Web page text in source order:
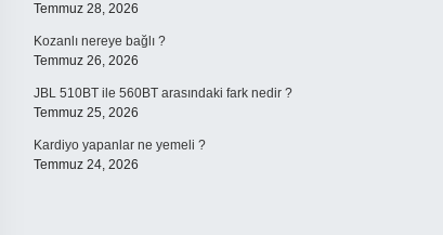
Temmuz 28, 2026
Kozanlı nereye bağlı ?
Temmuz 26, 2026
JBL 510BT ile 560BT arasındaki fark nedir ?
Temmuz 25, 2026
Kardiyo yapanlar ne yemeli ?
Temmuz 24, 2026